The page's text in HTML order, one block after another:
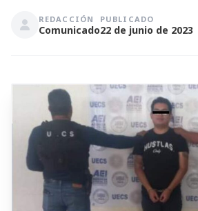
REDACCIÓN
Comunicado
PUBLICADO
22 de junio de 2023